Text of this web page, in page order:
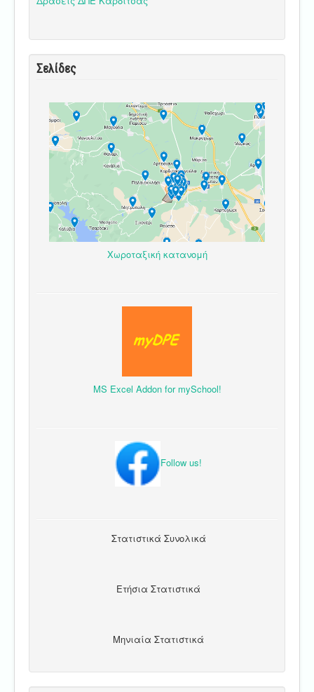
Σελίδες
Χωροταξική κατανομή
MS Excel Addon for mySchool!
Follow us!
Στατιστικά Συνολικά
Ετήσια Στατιστικά
Μηνιαία Στατιστικά